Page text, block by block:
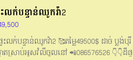
ះលក់បន្ទាន់ឈូកវ៉ា2
ះលក់បន្ទាន់ឈូកវ៉ា2 🥰តម្លៃ49500$ ដាច់ ប្
ាតស្រាប់អូសវ៉លីចូលនៅ 📲086576526 👇👇ដីផ្ទ